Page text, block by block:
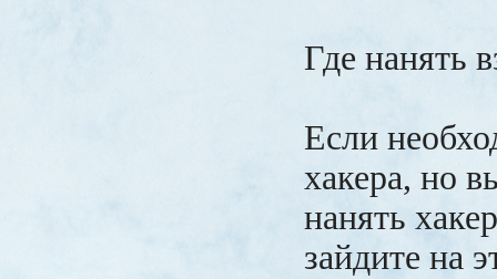
Где нанять
Если
хакера, но
нанять
зайдите на